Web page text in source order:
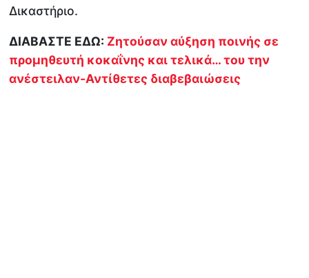
Δικαστήριο.
ΔΙΑΒΑΣΤΕ ΕΔΩ: Ζητούσαν αύξηση ποινής σε
προμηθευτή κοκαΐνης και τελικά… του την
ανέστειλαν-Αντίθετες διαβεβαιώσεις